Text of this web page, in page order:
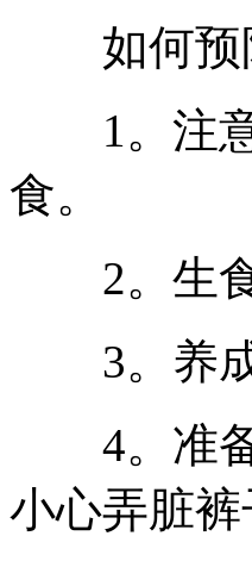
如何预
1。注意
食。
2。生食
3。养成
4。准备
小心弄脏